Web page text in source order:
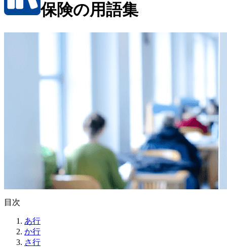
保険の用語集
目次
あ行
か行
さ行